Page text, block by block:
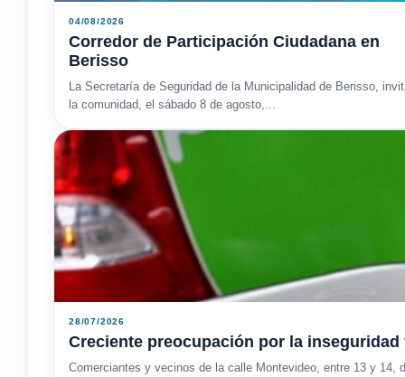
04/08/2026
Corredor de Participación Ciudadana en
Berisso
La Secretaría de Seguridad de la Municipalidad de Berisso,
la comunidad, el sábado 8 de agosto,...
28/07/2026
Creciente preocupación por la
Comerciantes y vecinos de la calle Montevideo, entre 13 y 14,